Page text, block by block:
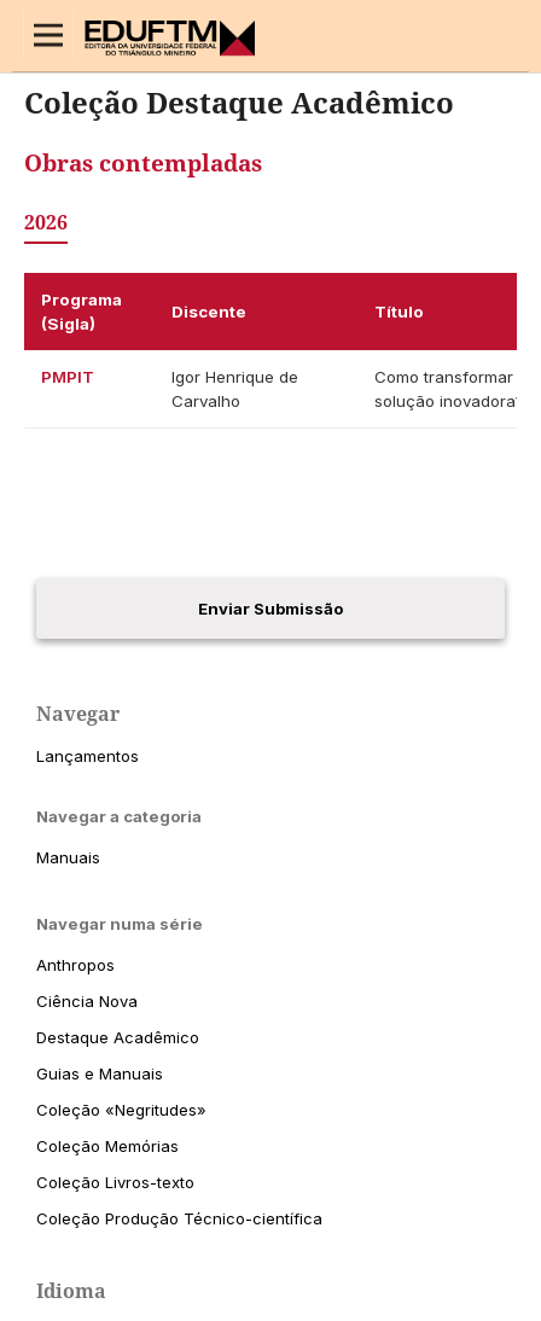
Início Coleção Destaque Acadêmico
Coleção Destaque Acadêmico
Obras contempladas
2026
Programa
(Sigla)
Discente Título
PMPIT
Igor Henrique de
Carvalho
Como transformar
solução inovadora?
Enviar Submissão
Navegar
Lançamentos
Navegar a categoria
Manuais
Navegar numa série
Anthropos
Ciência Nova
Destaque Acadêmico
Guias e Manuais
Coleção «Negritudes»
Coleção Memórias
Coleção Livros-texto
Coleção Produção Técnico-científica
Idioma